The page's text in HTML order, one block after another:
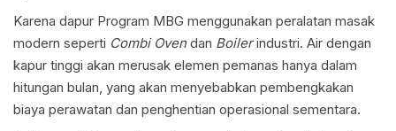
Karena dapur Program MBG menggunakan peralatan masak
modern seperti Combi Oven dan Boilerindustri. Air dengan
kapur tinggi akan merusak elemen pemanas hanya dalam
hitungan bulan, yang akan menyebabkan pembengkakan
biaya perawatan dan penghentian operasional sementara.